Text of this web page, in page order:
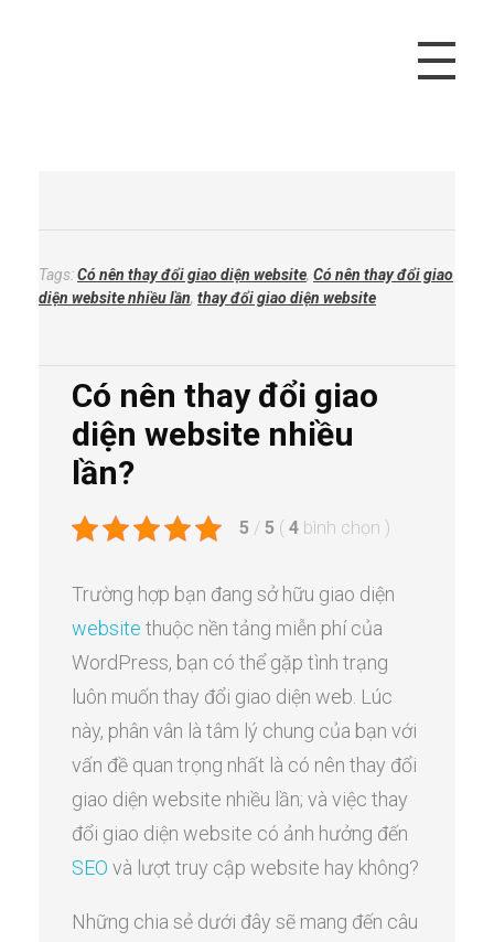
Có nên thay đổi giao
diện website nhiều
lần?
5 / 5 ( 4 bình chọn)
Trường hợp bạn đang sở hữu giao diện
website thuộc nền tảng miễn phí của
WordPress, bạn có thể gặp tình trạng
luôn muốn thay đổi giao diện web. Lúc
này, phân vân là tâm lý chung của bạn với
vấn đề quan trọng nhất là có nên thay đổi
giao diện website nhiều lần; và việc thay
đổi giao diện website có ảnh hưởng đến
SEO và lượt truy cập website hay không?
Những chia sẻ dưới đây sẽ mang đến câu
Tags:Có nên thay đổi giao diện website, Có nên thay đổi giao
diện website nhiều lần, thay đổi giao diện website